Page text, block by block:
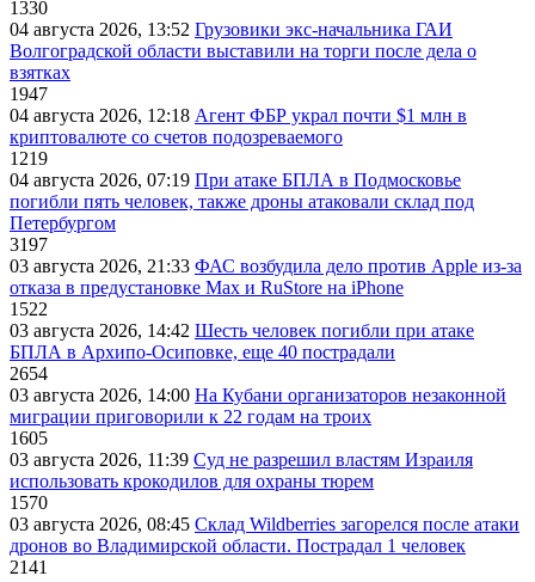
1330
04 августа 2026, 13:52 Грузовики экс-начальника ГАИ
Волгоградской области выставили на торги после дела о
взятках
1947
04 августа 2026, 12:18 Агент ФБР украл почти $1 млн в
криптовалюте со счетов подозреваемого
1219
04 августа 2026, 07:19 При атаке БПЛА в Подмосковье
погибли пять человек, также дроны атаковали склад под
Петербургом
3197
03 августа 2026, 21:33 ФАС возбудила дело против Apple из-за
отказа в предустановке Max и RuStore на iPhone
1522
03 августа 2026, 14:42 Шесть человек погибли при атаке
БПЛА в Архипо-Осиповке, еще 40 пострадали
2654
03 августа 2026, 14:00 На Кубани организаторов незаконной
миграции приговорили к 22 годам на троих
1605
03 августа 2026, 11:39 Суд не разрешил властям Израиля
использовать крокодилов для охраны тюрем
1570
03 августа 2026, 08:45 Склад Wildberries загорелся после атаки
дронов во Владимирской области. Пострадал 1 человек
2141